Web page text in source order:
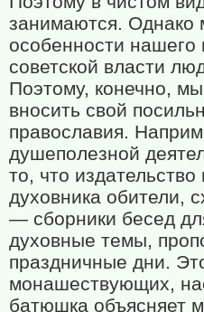
занимаются. Однако
особенности
советской власти
Поэтому, конечно,
вносить свой
православия.
душеполезной
то, что
духовника обители,
— сборники бесед
духовные темы,
праздничные дни.
монашествующих,
батюшка объясняет